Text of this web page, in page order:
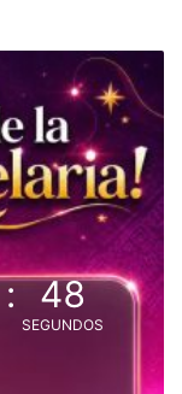
: 48
SEGUNDOS